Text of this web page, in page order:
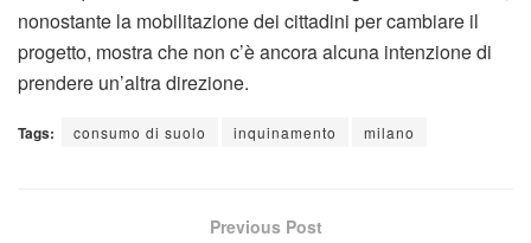
nonostante la mobilitazione dei cittadini per cambiare il
progetto, mostra che non c’è ancora alcuna intenzione di
prendere un’altra direzione.
Tags: consumo di suolo inquinamento milano
Previous Post